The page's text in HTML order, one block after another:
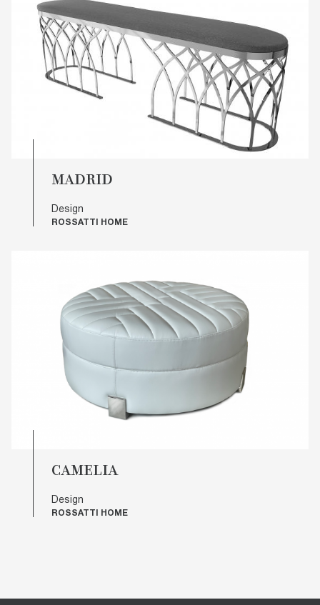
MADRID
Design
ROSSATTI HOME
CAMELIA
Design
ROSSATTI HOME